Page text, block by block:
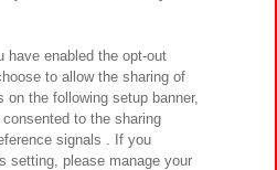
have enabled the opt-out
to allow the sharing of
on the following setup banner,
to the sharing
signals . If you
setting, please manage your